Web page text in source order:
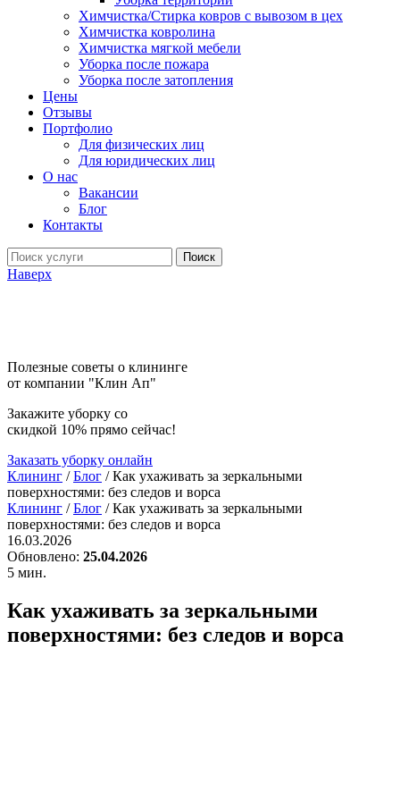
Химчистка/Стирка ковров с вывозом в цех
Химчистка ковролина
Химчистка мягкой мебели
Уборка после пожара
Уборка после затопления
Цены
Отзывы
Портфолио
Для физических лиц
Для юридических лиц
О нас
Вакансии
Блог
Контакты
Поиск
Наверх
Полезные советы о клининге
от компании "Клин Ап"
Закажите уборку со
скидкой 10% прямо сейчас!
Заказать уборку онлайн
Клининг /Блог /Как ухаживать за зеркальными
поверхностями: без следов и ворса
Клининг /Блог /Как ухаживать за зеркальными
поверхностями: без следов и ворса
16.03.2026
Обновлено: 25.04.2026
5 мин.
Как ухаживать за зеркальными
поверхностями: без следов и ворса